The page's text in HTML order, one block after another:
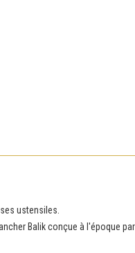
ustensiles.
Balik conçue à l'époque par